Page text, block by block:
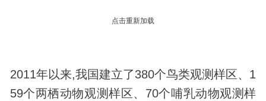
点击重新加载
2011年以来,我国建立了380个鸟类观测样区、1
59个两栖动物观测样区、70个哺乳动物观测样